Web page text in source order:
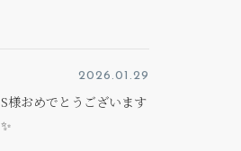
2026.01.29
S様おめでとうございます
✨